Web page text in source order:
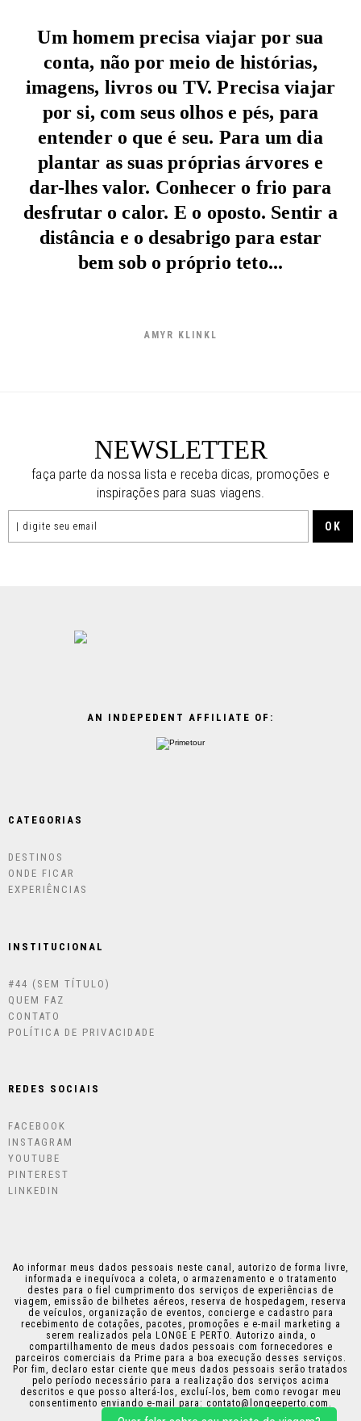
Um homem precisa viajar por sua
conta, não por meio de histórias,
imagens, livros ou TV. Precisa viajar
por si, com seus olhos e pés, para
entender o que é seu. Para um dia
plantar as suas próprias árvores e
dar-lhes valor. Conhecer o frio para
desfrutar o calor. E o oposto. Sentir a
distância e o desabrigo para estar
bem sob o próprio teto...
AMYR KLINKL
NEWSLETTER
faça parte da nossa lista e receba dicas, promoções e
inspirações para suas viagens.
AN INDEPEDENT AFFILIATE OF:
CATEGORIAS
DESTINOS
ONDE FICAR
EXPERIÊNCIAS
INSTITUCIONAL
#44 (SEM TÍTULO)
QUEM FAZ
CONTATO
POLÍTICA DE PRIVACIDADE
REDES SOCIAIS
FACEBOOK
INSTAGRAM
YOUTUBE
PINTEREST
LINKEDIN
Ao informar meus dados pessoais neste canal, autorizo de forma livre,
informada e inequívoca a coleta, o armazenamento e o tratamento
destes para o fiel cumprimento dos serviços de experiências de
viagem, emissão de bilhetes aéreos, reserva de hospedagem, reserva
de veículos, organização de eventos, concierge e cadastro para
recebimento de cotações, pacotes, promoções e e-mail marketing a
serem realizados pela LONGE E PERTO. Autorizo ainda, o
compartilhamento de meus dados pessoais com fornecedores e
parceiros comerciais da Prime para a boa execução desses serviços.
Por fim, declaro estar ciente que meus dados pessoais serão tratados
pelo período necessário para a realização dos serviços acima
descritos e que posso alterá-los, excluí-los, bem como revogar meu
consentimento enviando e-mail para: contato@longeeperto.com .